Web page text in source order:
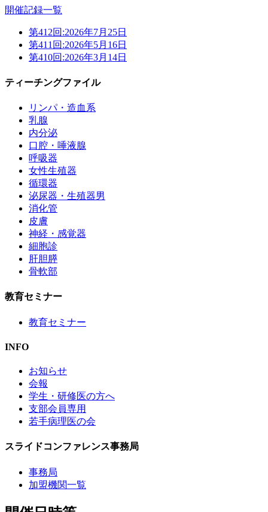
開催記録一覧
第412回:2026年7月25日
第411回:2026年5月16日
第410回:2026年3月14日
ティーチングファイル
リンパ・造血系
乳腺
内分泌
口腔・唾液腺
呼吸器
女性生殖器
循環器
泌尿器・生殖器男
消化管
皮膚
神経・感覚器
細胞診
肝胆膵
骨軟部
教育セミナー
教育セミナー
INFO
お知らせ
会報
学生・研修医の方へ
支部会員専用
若手病理医の会
スライドコンファレンス事務局
事務局
加盟機関一覧